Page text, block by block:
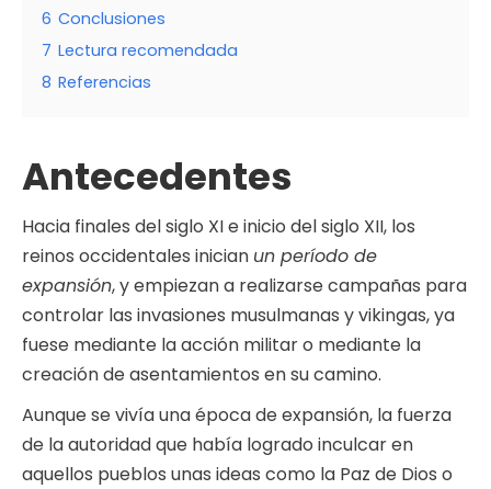
6 Conclusiones
7 Lectura recomendada
8 Referencias
Antecedentes
Hacia finales del siglo XI e inicio del siglo XII, los
reinos occidentales inician un período de
expansión, y empiezan a realizarse campañas para
controlar las invasiones musulmanas y vikingas, ya
fuese mediante la acción militar o mediante la
creación de asentamientos en su camino.
Aunque se vivía una época de expansión, la fuerza
de la autoridad que había logrado inculcar en
aquellos pueblos unas ideas como la Paz de Dios o